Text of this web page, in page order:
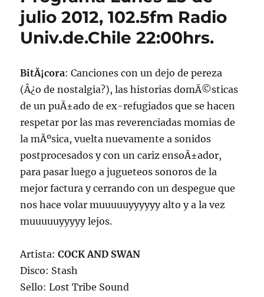
julio 2012, 102.5fm Radio
Univ.de.Chile 22:00hrs.
BitÃ¡cora: Canciones con un dejo de pereza
(Â¿o de nostalgia?), las historias domÃ©sticas
de un puÃ±ado de ex-refugiados que se hacen
respetar por las mas reverenciadas momias de
la mÃºsica, vuelta nuevamente a sonidos
postprocesados y con un cariz ensoÃ±ador,
para pasar luego a jugueteos sonoros de la
mejor factura y cerrando con un despegue que
nos hace volar muuuuuyyyyyy alto y a la vez
muuuuuyyyyy lejos.
Artista:COCK AND SWAN
Disco: Stash
Sello: Lost Tribe Sound